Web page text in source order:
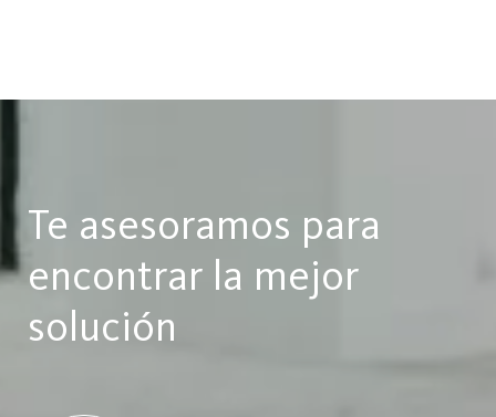
Te asesoramos para
encontrar la mejor
solución